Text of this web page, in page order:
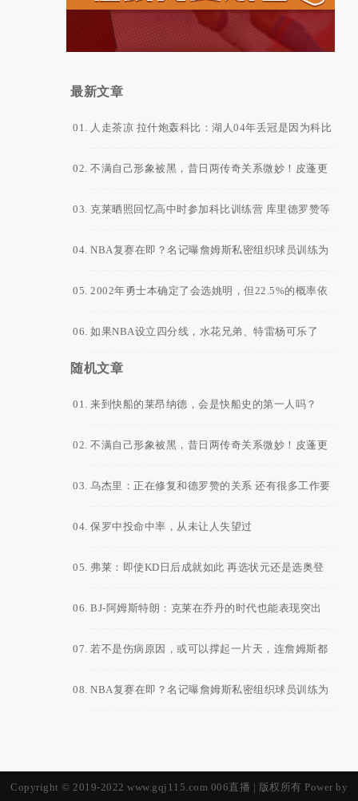
最新文章
人走茶凉 拉什炮轰科比：湖人04年丢冠是因为科比
太自私了 他想拿FMVP
不满自己形象被黑，昔日两传奇关系微妙！皮蓬更
是直言科比已超越乔丹！
克莱晒照回忆高中时参加科比训练营 库里德罗赞等
人也在
NBA复赛在即？名记曝詹姆斯私密组织球员训练为
夺冠做准备
2002年勇士本确定了会选姚明，但22.5%的概率依
然没有得到状元签！
如果NBA设立四分线，水花兄弟、特雷杨可乐了
随机文章
来到快船的莱昂纳德，会是快船史的第一人吗？
不满自己形象被黑，昔日两传奇关系微妙！皮蓬更
是直言科比已超越乔丹！
乌杰里：正在修复和德罗赞的关系 还有很多工作要
做
保罗中投命中率，从未让人失望过
弗莱：即使KD日后成就如此 再选状元还是选奥登
BJ-阿姆斯特朗：克莱在乔丹的时代也能表现突出
若不是伤病原因，或可以撑起一片天，连詹姆斯都
要靠边站的球员
NBA复赛在即？名记曝詹姆斯私密组织球员训练为
Copyright © 2019-2022 www.gqj115.com 006直播 | 版权所有 Power by